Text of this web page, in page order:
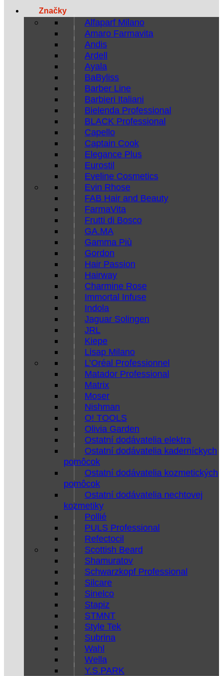
Značky
Alfaparf Milano
Amaro Farmavita
Andis
Ardell
Ayala
BaByliss
Barber Line
Barbieri Italiani
Bielenda Professional
BLACK Professional
Capello
Captain Cook
Elegance Plus
Eurostil
Eveline Cosmetics
Evin Rhose
FAB Hair and Beauty
FarmaVita
Frutti di Bosco
GA.MA
Gamma Più
Gordon
Hair Passion
Hairway
Charmine Rose
Immortal Infuse
Indola
Jaguar Solingen
JRL
Kiepe
Lisap Milano
L’Oréal Professionnel
Matador Professional
Matrix
Moser
Nishman
O! TOOLS
Olivia Garden
Ostatní dodávatelia elektra
Ostatní dodávatelia kaderníckych
pomôcok
Ostatní dodávatelia kozmetických
pomôcok
Ostatní dodávatelia nechtovej
kozmetiky
Pollié
PULS Professional
Refectocil
Scottish Beard
Shamuratov
Schwarzkopf Professional
Silcare
Sinelco
Stapiz
STMNT
Style Tek
Subrina
Wahl
Wella
Y.S.PARK